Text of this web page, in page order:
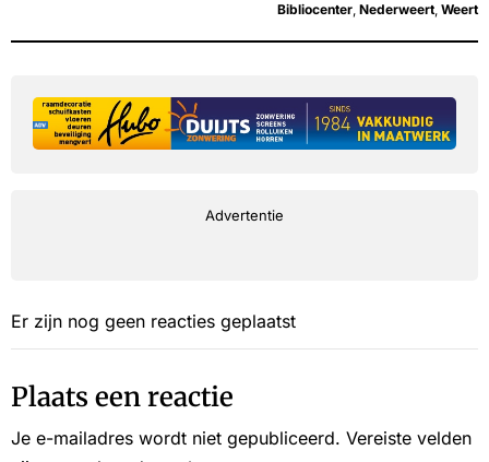
Bibliocenter, Nederweert, Weert
Advertentie
Er zijn nog geen reacties geplaatst
Plaats een reactie
Je e-mailadres wordt niet gepubliceerd. Vereiste velden